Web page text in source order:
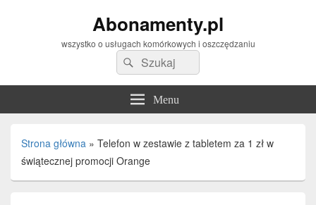
Abonamenty.pl
wszystko o usługach komórkowych i oszczędzaniu
Search
for:
Search
Menu
Strona główna » Telefon w zestawie z tabletem za 1 zł w
świątecznej promocji Orange